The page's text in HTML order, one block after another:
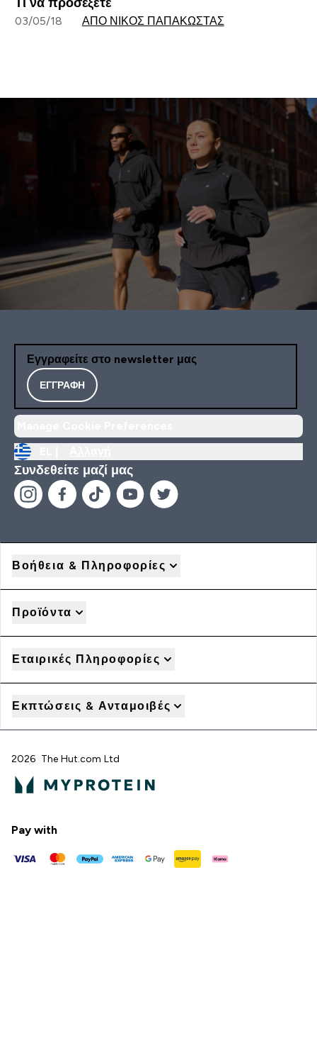
Τι να προσέξετε
03/05/18 ΑΠΌ ΝΊΚΟΣ ΠΑΠΑΚΏΣΤΑΣ
Εγγραφείτε στο newsletter μας
ΕΓΓΡΑΦΉ
Συνδεθείτε μαζί μας
Βοήθεια & Πληροφορίες
Προϊόντα
Εταιρικές Πληροφορίες
Εκπτώσεις & Ανταμοιβές
2026 The Hut.com Ltd
Pay with